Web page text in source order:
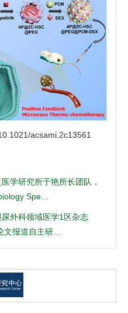
acsami.2c13561
学研究所于艳所长团队，
Spe…
外科领域医学1区杂志
文报道自主研…